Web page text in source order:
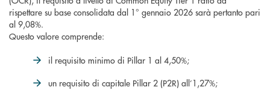
rispettare su base consolidata dal 1° gennaio 2026 sarà pertanto pari
al 9,08%.
Questo valore comprende:
il requisito minimo di Pillar 1 al 4,50%;
un requisito di capitale Pillar 2 (P2R) all’1,27%;